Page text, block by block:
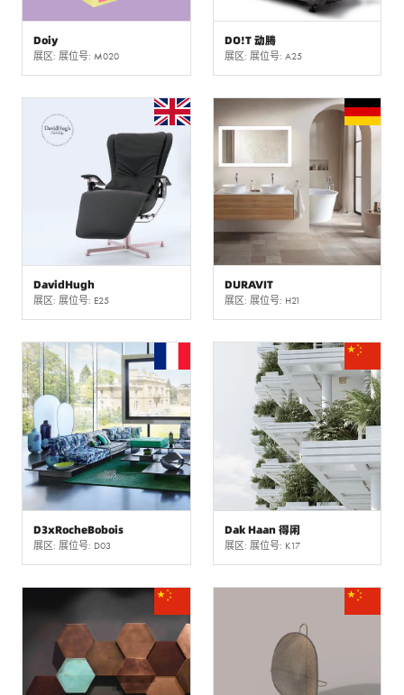
Doiy
展区: 展位号: M020
DO!T 动腾
展区: 展位号: A25
DavidHugh
展区: 展位号: E25
DURAVIT
展区: 展位号: H21
D3xRocheBobois
展区: 展位号: D03
Dak Haan 得闲
展区: 展位号: K17